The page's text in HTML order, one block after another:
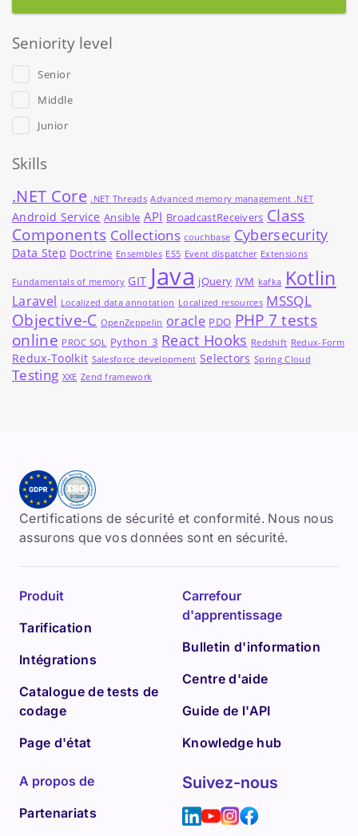
Seniority level
Senior
Middle
Junior
Skills
.NET Core .NET Threads Advanced memory management .NET
Android Service Ansible API BroadcastReceivers Class
Components Collections couchbase Cybersecurity
Data Step Doctrine Ensembles ES5 Event dispatcher Extensions
Fundamentals of memory GIT Java jQuery JVM kafka Kotlin
Laravel Localized data annotation Localized resources MSSQL
Objective-C OpenZeppelin oracle PDO PHP 7 tests
online PROC SQL Python_3 React Hooks Redshift Redux-Form
Redux-Toolkit Salesforce development Selectors Spring Cloud
Testing XXE Zend framework
Certifications de sécurité et conformité. Nous nous
assurons que vos données sont en sécurité.
Produit
Tarification
Intégrations
Catalogue de tests de
codage
Page d'état
Carrefour
d'apprentissage
Bulletin d'information
Centre d'aide
Guide de l'API
Knowledge hub
A propos de
Partenariats
Suivez-nous